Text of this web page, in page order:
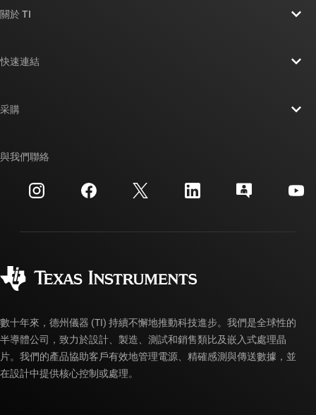
關於 TI
投資人關系
製造
快速連結
交互參考搜索
客戶支援中心
myTI 帳戶常見問題解答
采購
訂購 FAQ
與我們聯絡
數十年來，德州儀器 (TI) 持續不懈地推動科技進步。我們是全球性的
半導體公司，致力於設計、製造、測試和銷售類比及嵌入式處理晶
片。我們的產品協助客戶有效地管理電源、精確感測與傳送數據，並
在設計中提供核心控制或處理。